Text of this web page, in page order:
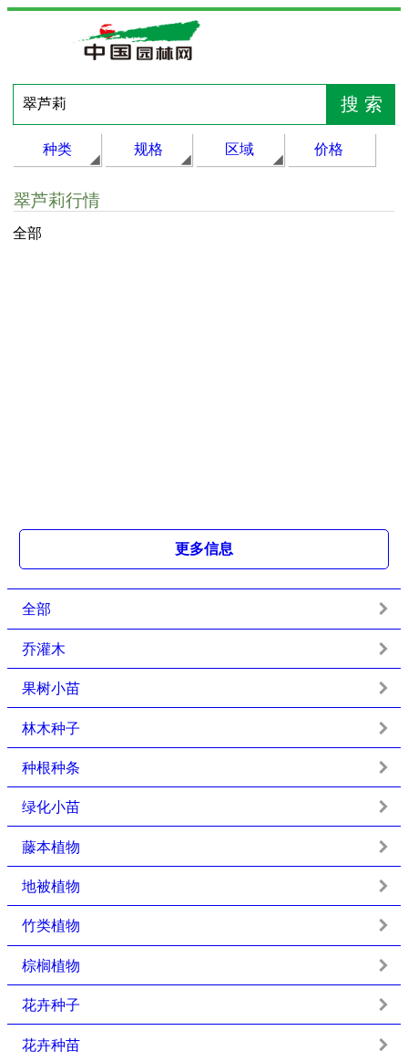
种类 规格 区域 价格
翠芦莉行情
全部
更多信息
全部
乔灌木
果树小苗
林木种子
种根种条
绿化小苗
藤本植物
地被植物
竹类植物
棕榈植物
花卉种子
花卉种苗